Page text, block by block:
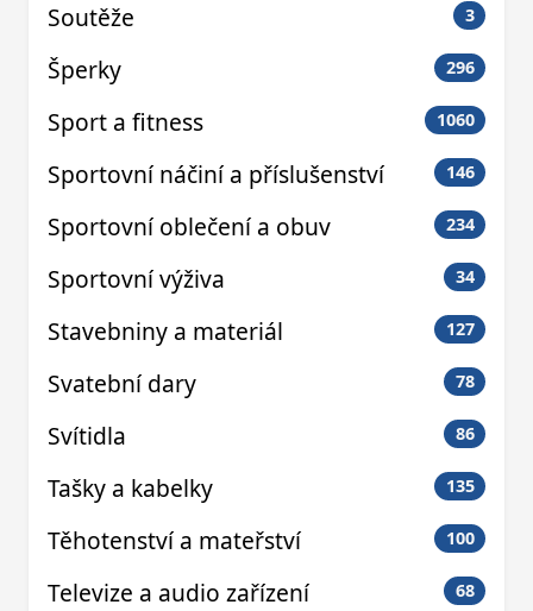
Soutěže 3
Šperky 296
Sport a fitness 1060
Sportovní náčiní a příslušenství 146
Sportovní oblečení a obuv 234
Sportovní výživa 34
Stavebniny a materiál 127
Svatební dary 78
Svítidla 86
Tašky a kabelky 135
Těhotenství a mateřství 100
Televize a audio zařízení 68